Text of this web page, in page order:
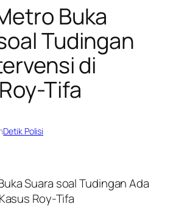
Buka
Tudingan
di
Tifa
Detik Polisi
Suara soal Tudingan Ada
Roy-Tifa